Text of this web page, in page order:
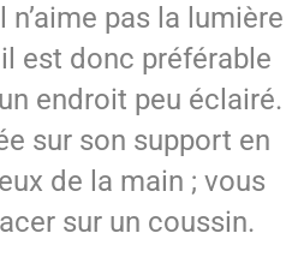
pas la lumière
est donc préférable
endroit peu éclairé.
sur son support en
de la main ; vous
sur un coussin.